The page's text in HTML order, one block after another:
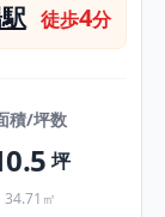
徒歩4分
積/坪数
坪
34.71㎡